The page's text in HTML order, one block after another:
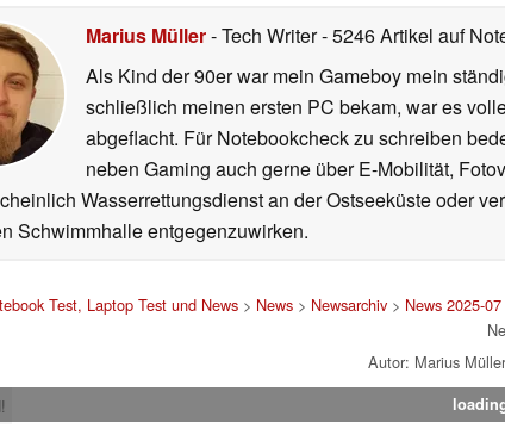
Marius Müller- Tech Writer- 5246 Artikel auf
Als Kind der 90er war mein Gameboy mein
schließlich meinen ersten PC bekam, war es
abgeflacht. Für Notebookcheck zu schreiben
neben Gaming auch gerne über E-Mobilität,
Wasserrettungsdienst an der Ostseeküste oder
Schwimmhalle entgegenzuwirken.
Test, Laptop Test und News> News> Newsarchiv> News 2025-07
Autor: Marius